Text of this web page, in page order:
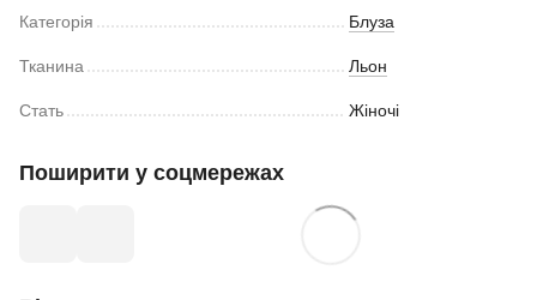
Категорія Блуза
Тканина Льон
Стать Жіночі
Поширити у соцмережах